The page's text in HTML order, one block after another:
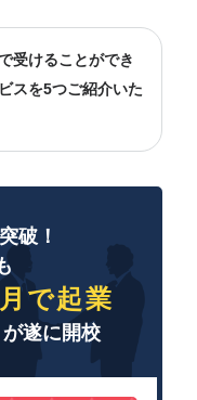
受けることができ
スを5つご紹介いた
破！
で起業
遂に開校